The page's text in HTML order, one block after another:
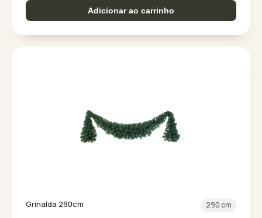
Adicionar ao carrinho
Grinalda 290cm 290 cm